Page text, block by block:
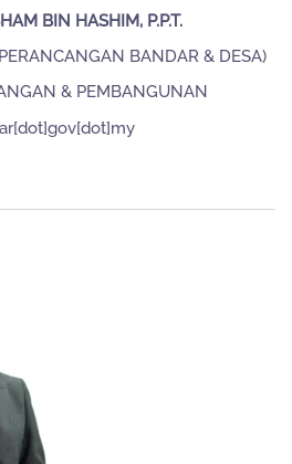
BIN HASHIM, P.P.T.
BANDAR & DESA)
& PEMBANGUNAN